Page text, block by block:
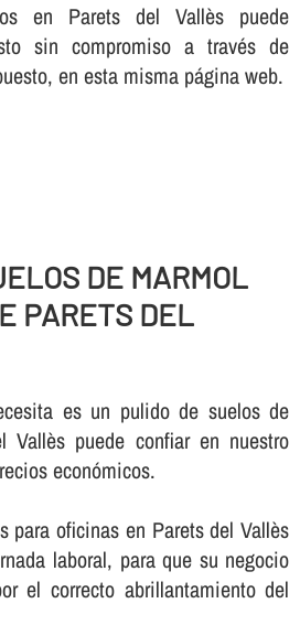
en Parets del Vallès puede
sin compromiso a través de
en esta misma página web.
DE MARMOL
PARETS DEL
es un pulido de suelos de
Vallès puede confiar en nuestro
económicos.
para oficinas en Parets del Vallès
laboral, para que su negocio
el correcto abrillantamiento del